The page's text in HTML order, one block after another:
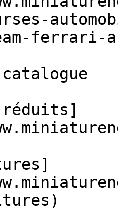
ferrari-
catalogue
réduits]